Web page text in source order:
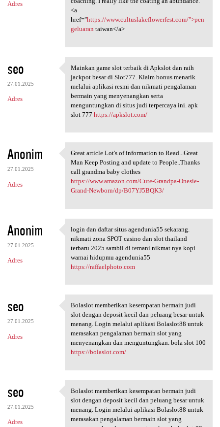
Adres
<a
href="https://www.cultuslakeflowerfest.com/">pen
geluaran taiwan</a>
seo
27.01.2025
Adres
Mainkan game slot terbaik di
Mainkan game slot terbaik di Apkslot dan raih
jackpot besar di Slot777. Klaim bonus menarik
melalui aplikasi resmi dan nikmati pengalaman
bermain yang menyenangkan serta
menguntungkan di situs judi terpercaya ini. apk
slot 777 https://apkslot.com/
Anonim
27.01.2025
Adres
Great article Lot's of
Great article Lot's of information to Read...Great
Man Keep Posting and update to People..Thanks
call grandma baby clothes
https://www.amazon.com/Cute-Grandpa-Onesie-
Grand-Newborn/dp/B07YJ5BQK3/
Anonim
27.01.2025
Adres
login dan daftar situs
login dan daftar situs agendunia55 sekarang.
nikmati zona SPOT casino dan slot thailand
terbaru 2025 sambil di temani nikmat nya kopi
warnai hidupmu agendunia55
https://raffaelphoto.com
seo
27.01.2025
Adres
Bolaslot memberikan
Bolaslot memberikan kesempatan bermain judi
slot dengan deposit kecil dan peluang besar untuk
menang. Login melalui aplikasi Bolaslot88 untuk
merasakan pengalaman bermain slot yang
menyenangkan dan menguntungkan. bola slot 100
https://bolaslot.com/
seo
27.01.2025
Adres
Bolaslot memberikan
Bolaslot memberikan kesempatan bermain judi
slot dengan deposit kecil dan peluang besar untuk
menang. Login melalui aplikasi Bolaslot88 untuk
merasakan pengalaman bermain slot yang